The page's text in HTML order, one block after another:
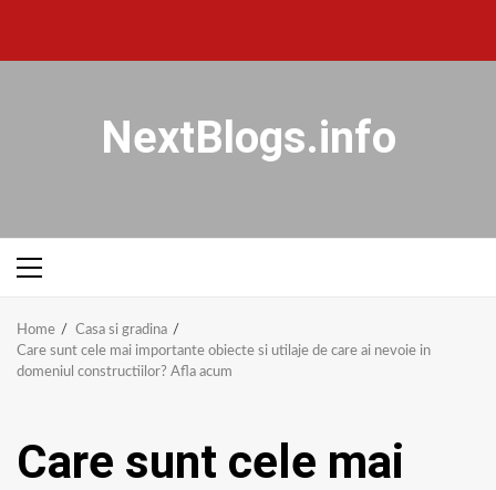
NextBlogs.info
Home
Casa si gradina
Care sunt cele mai importante obiecte si utilaje de care ai nevoie in
domeniul constructiilor? Afla acum
Care sunt cele mai